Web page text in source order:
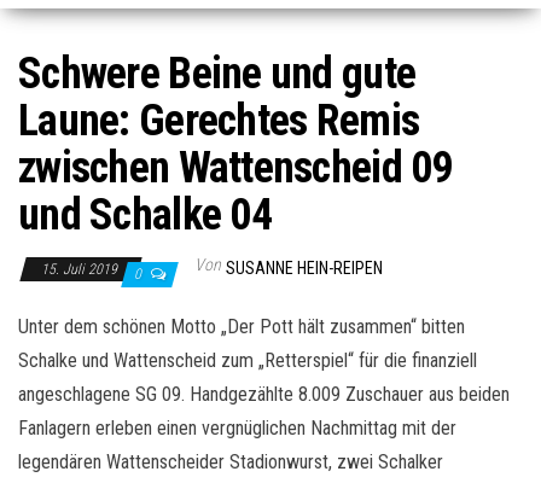
Schwere Beine und gute
Laune: Gerechtes Remis
zwischen Wattenscheid 09
und Schalke 04
15. Juli 2019 0 Von SUSANNE HEIN-REIPEN
Unter dem schönen Motto „Der Pott hält zusammen“ bitten
Schalke und Wattenscheid zum „Retterspiel“ für die finanziell
angeschlagene SG 09. Handgezählte 8.009 Zuschauer aus beiden
Fanlagern erleben einen vergnüglichen Nachmittag mit der
legendären Wattenscheider Stadionwurst, zwei Schalker